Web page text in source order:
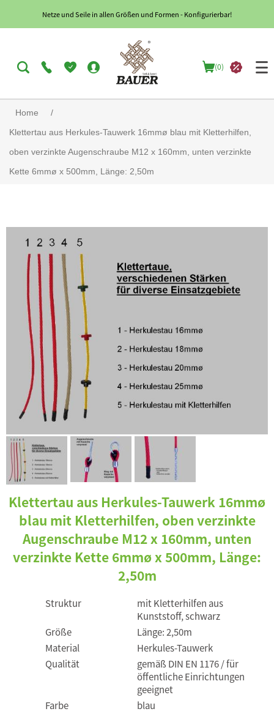
Netze und Seile in allen Größen und Formen - Konfigurierbar!
(0)
Home
/
Klettertau aus Herkules-Tauwerk 16mmø blau mit Kletterhilfen,
oben verzinkte Augenschraube M12 x 160mm, unten verzinkte
Kette 6mmø x 500mm, Länge: 2,50m
Klettertau aus Herkules-Tauwerk 16mmø
blau mit Kletterhilfen, oben verzinkte
Augenschraube M12 x 160mm, unten
verzinkte Kette 6mmø x 500mm, Länge:
2,50m
Struktur
mit Kletterhilfen aus
Kunststoff, schwarz
Größe
Länge: 2,50m
Material
Herkules-Tauwerk
Qualität
gemäß DIN EN 1176 / für
öffentliche Einrichtungen
geeignet
Farbe
blau